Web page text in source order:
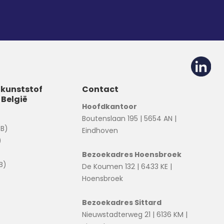
kunststof
Contact
Hoofdkantoor
Boutenslaan 195 | 5654 AN |
Eindhoven
Bezoekadres Hoensbroek
De Koumen 132 | 6433 KE |
Hoensbroek
Bezoekadres Sittard
Nieuwstadterweg 21 | 6136 KM |